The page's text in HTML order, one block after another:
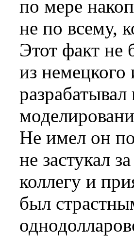
по мере
не по всему,
Этот факт не
из немецкого
Не имел он
не застукал
коллегу и
был